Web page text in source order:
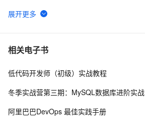
6 谷歌CEO皮查伊：对重返中国持开放态度
7 C语言项目参考解答：全正整数后再计算
8 俗人解读 三维渲染 的工作过程
著录
相关电子书
低代码开发师（初级）实战教程
冬季实战营第三期：MySQL数据库进阶实战
阿里巴巴DevOps 最佳实践手册